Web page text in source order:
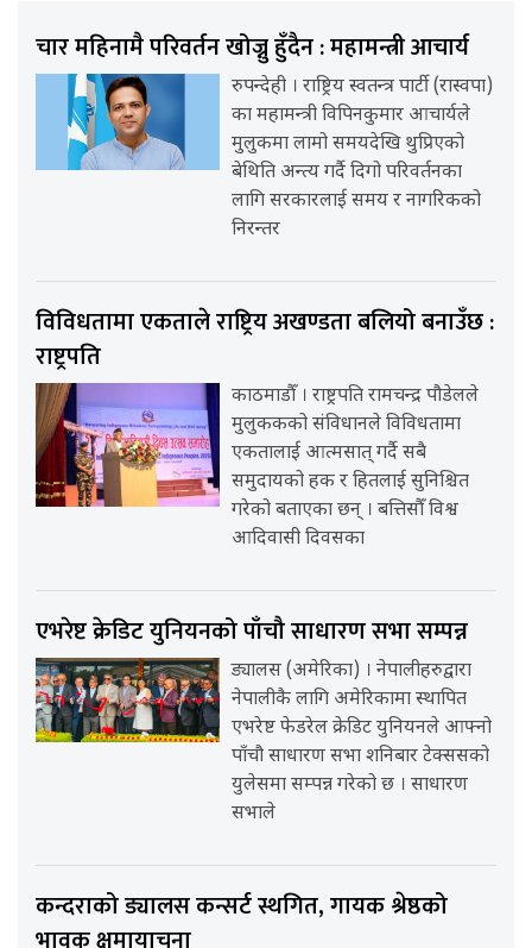
चार महिनामै परिवर्तन खोज्नु हुँदैन : महामन्त्री आचार्य
रुपन्देही । राष्ट्रिय स्वतन्त्र पार्टी (रास्वपा)
का महामन्त्री विपिनकुमार आचार्यले
मुलुकमा लामो समयदेखि थुप्रिएको
बेथिति अन्त्य गर्दै दिगो परिवर्तनका
लागि सरकारलाई समय र नागरिकको
निरन्तर
विविधतामा एकताले राष्ट्रिय अखण्डता बलियो बनाउँछ :
राष्ट्रपति
काठमाडौँ । राष्ट्रपति रामचन्द्र पौडेलले
मुलुककको संविधानले विविधतामा
एकतालाई आत्मसात् गर्दै सबै
समुदायको हक र हितलाई सुनिश्चित
गरेको बताएका छन् । बत्तिसौँ विश्व
आदिवासी दिवसका
एभरेष्ट क्रेडिट युनियनको पाँचौ साधारण सभा सम्पन्न
ड्यालस (अमेरिका) । नेपालीहरुद्वारा
नेपालीकै लागि अमेरिकामा स्थापित
एभरेष्ट फेडरेल क्रेडिट युनियनले आफ्नो
पाँचौ साधारण सभा शनिबार टेक्ससको
युलेसमा सम्पन्न गरेको छ । साधारण
सभाले
कन्दराको ड्यालस कन्सर्ट स्थगित, गायक श्रेष्ठको